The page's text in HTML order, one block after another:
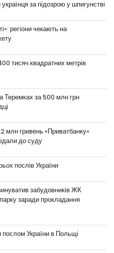
за підозрою у шпигунстві
регіони чекають на
тисяч квадратних метрів
Теремках за 500 млн грн
млн гривень «Приватбанку»
до суду
послів України
забудовників ЖК
заради прокладання
України в Польщі